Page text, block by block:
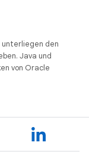
den
Java und
von Oracle